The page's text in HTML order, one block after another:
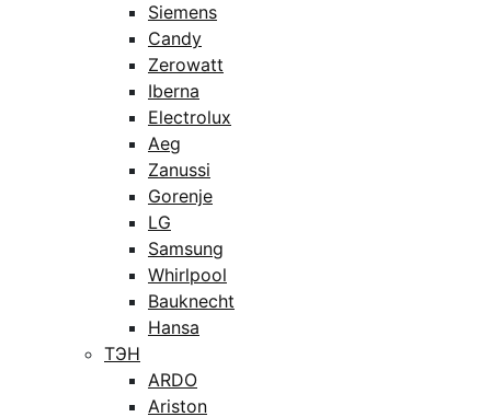
Siemens
Candy
Zerowatt
Iberna
Electrolux
Aeg
Zanussi
Gorenje
LG
Samsung
Whirlpool
Bauknecht
Hansa
ТЭН
ARDO
Ariston